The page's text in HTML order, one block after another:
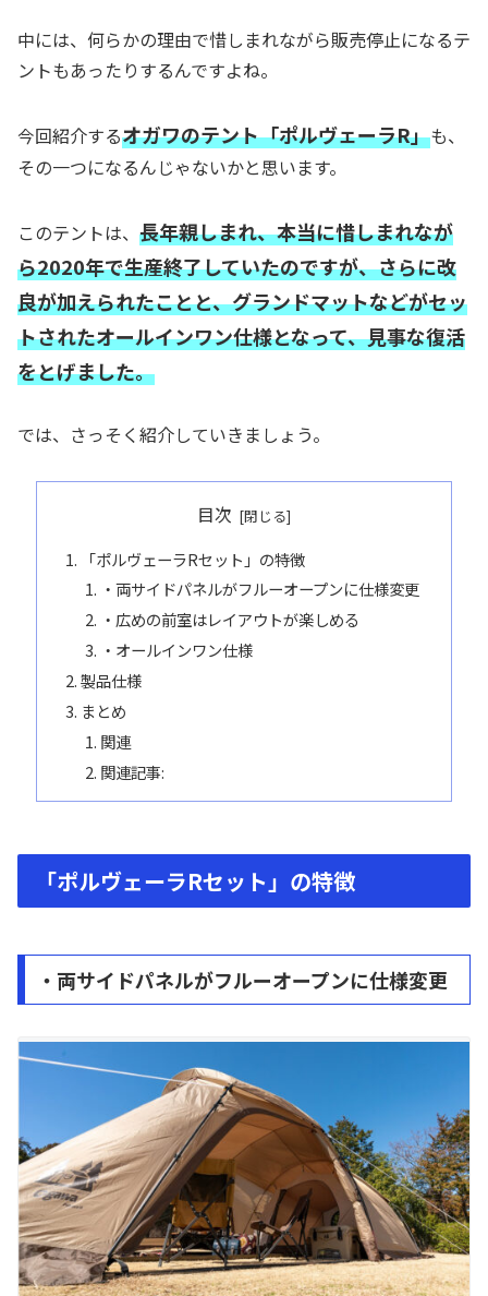
中には、何らかの理由で惜しまれながら販売停止になるテ
ントもあったりするんですよね。
今回紹介するオガワのテント「ポルヴェーラR」も、
その一つになるんじゃないかと思います。
このテントは、 長年親しまれ、本当に惜しまれなが
ら2020年で生産終了していたのですが、さらに改
良が加えられたことと、グランドマットなどがセッ
トされたオールインワン仕様となって、見事な復活
をとげました。
では、さっそく紹介していきましょう。
目次
「ポルヴェーラRセット」の特徴
・両サイドパネルがフルーオープンに仕様変更
・広めの前室はレイアウトが楽しめる
・オールインワン仕様
製品仕様
まとめ
関連
関連記事:
「ポルヴェーラRセット」の特徴
・両サイドパネルがフルーオープンに仕様変更